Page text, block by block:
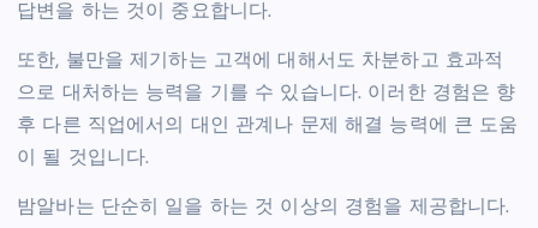
답변을 하는 것이 중요합니다.
또한, 불만을 제기하는 고객에 대해서도 차분하고 효과적
으로 대처하는 능력을 기를 수 있습니다. 이러한 경험은 향
후 다른 직업에서의 대인 관계나 문제 해결 능력에 큰 도움
이 될 것입니다.
밤알바는 단순히 일을 하는 것 이상의 경험을 제공합니다.